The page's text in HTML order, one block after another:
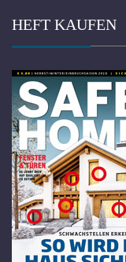
HEFT KAUFEN